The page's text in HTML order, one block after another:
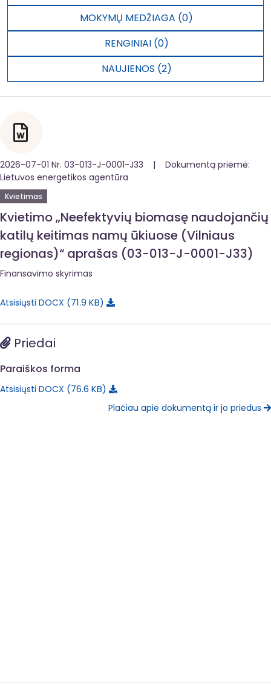
MOKYMŲ MEDŽIAGA (0)
RENGINIAI (0)
NAUJIENOS (2)
2026-07-01 Nr. 03-013-J-0001-J33 | Dokumentą priėmė:
Lietuvos energetikos agentūra
Kvietimas
Kvietimo „Neefektyvių biomasę naudojančių
katilų keitimas namų ūkiuose (Vilniaus
regionas)“ aprašas (03-013-J-0001-J33)
Finansavimo skyrimas
Atsisiųsti DOCX 71.9 KB
Priedai
Paraiškos forma
Atsisiųsti DOCX 76.6 KB
Plačiau apie dokumentą ir jo priedus